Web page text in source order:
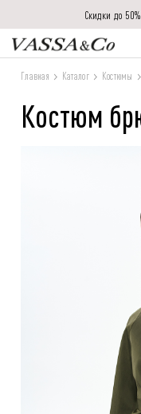
Скидки до
Главная Каталог Костюмы
Костюм